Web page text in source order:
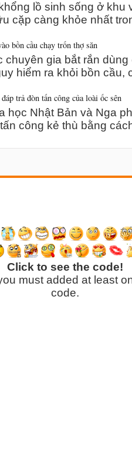
lồ sinh sống ở khu
cặp càng khỏe nhất
bồn cầu chạy trốn thợ săn
chuyên gia bắt rắn
hiểm ra khỏi bồn cầu,
trả đòn tấn công của loài ốc sên
học Nhật Bản và Nga
công kẻ thù bằng
Click to see the code!
must added at least
code.